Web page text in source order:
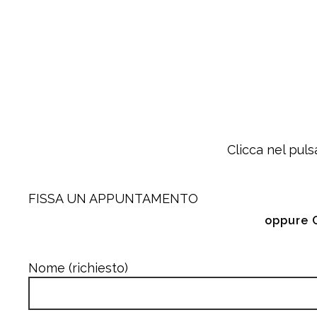
Clicca nel
FISSA UN APPUNTAMENTO
oppure
Nome (richiesto)